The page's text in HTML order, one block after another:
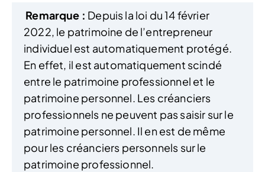
Remarque : Depuis la loi du 14 février
2022, le patrimoine de l’entrepreneur
individuel est automatiquement protégé.
En effet, il est automatiquement scindé
entre le patrimoine professionnel et le
patrimoine personnel. Les créanciers
professionnels ne peuvent pas saisir sur le
patrimoine personnel. Il en est de même
pour les créanciers personnels sur le
patrimoine professionnel.